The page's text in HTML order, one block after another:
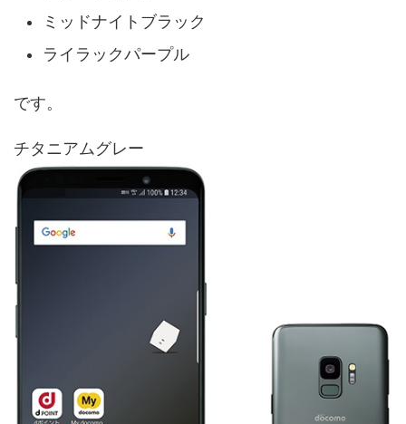
ミッドナイトブラック
ライラックパープル
です。
チタニアムグレー